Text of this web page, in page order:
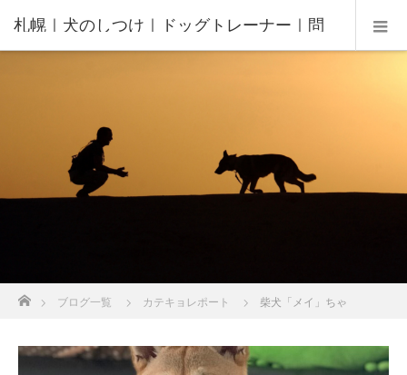
札幌｜犬のしつけ｜ドッグトレーナー｜問
んの家庭教師®️
ブログ一覧 カテキョレポート 柴犬「メイ」ちゃ